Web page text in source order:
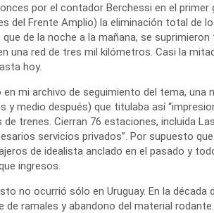
por el contador Berchessi en el
del Frente Amplio) la eliminación total de
que de la noche a la mañana, se
una red de tres mil kilómetros. Casi la
hoy.
mi archivo de seguimiento del tema, una
y medio después) que titulaba así
trenes. Cierran 76 estaciones, incluida
servicios privados”. Por supuesto
de idealista anclado en el pasado y
ingresos.
no ocurrió sólo en Uruguay. En la
de ramales y abandono del material